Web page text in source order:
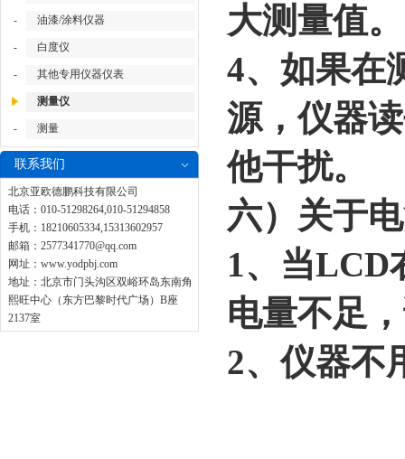
- 油漆/涂料仪器
- 白度仪
- 其他专用仪器仪表
测量仪
- 测量
联系我们
北京亚欧德鹏科技有限公司
电话：010-51298264,010-51294858
手机：18210605334,15313602957
邮箱： 2577341770@qq.com
网址： www.yodpbj.com
地址：北京市门头沟区双峪环岛东南角
熙旺中心（东方巴黎时代广场）B座
2137室
大测量值。
4、如果在
源，仪器
他干扰。
六）关于
1、当LCD
电量不足
2、仪器不